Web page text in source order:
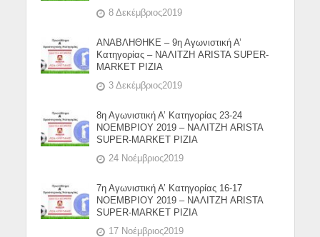
8 Δεκέμβριος2019
ΑΝΑΒΛΗΘΗΚΕ – 9η Αγωνιστική Α’
Κατηγορίας – ΝΑΛΙΤΖΗ ARISTA SUPER-
MARKET ΡΙΖΙΑ
3 Δεκέμβριος2019
8η Αγωνιστική Α’ Κατηγορίας 23-24
ΝΟΕΜΒΡΙΟΥ 2019 – ΝΑΛΙΤΖΗ ARISTA
SUPER-MARKET ΡΙΖΙΑ
24 Νοέμβριος2019
7η Αγωνιστική Α’ Κατηγορίας 16-17
ΝΟΕΜΒΡΙΟΥ 2019 – ΝΑΛΙΤΖΗ ARISTA
SUPER-MARKET ΡΙΖΙΑ
17 Νοέμβριος2019